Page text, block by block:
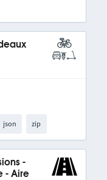
json zip
-
- Aire